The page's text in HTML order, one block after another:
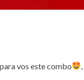
vos este combo